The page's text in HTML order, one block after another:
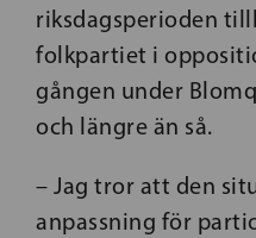
riksdagsperioden
folkpartiet i
gången under
och längre än så.
– Jag tror att den
anpassning för